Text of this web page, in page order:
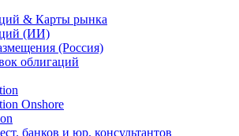
& Карты рынка
(ИИ)
(Россия)
облигаций